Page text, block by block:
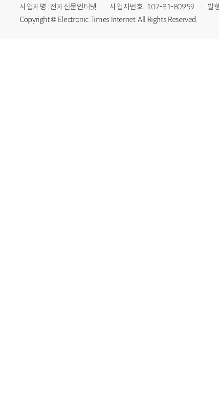
사업자명 : 전자신문인터넷
사업자번호 : 107-81-80959
발
Copyright © Electronic Times Internet. All Rights Reserved.